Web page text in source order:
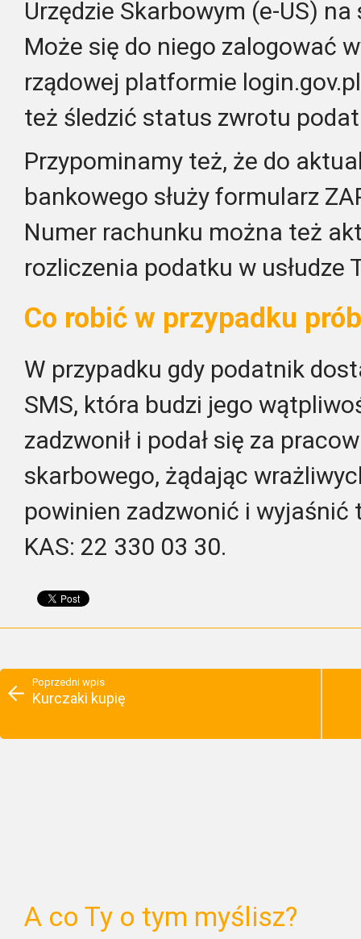
Urzędzie Skarbowym (e-US)
Może się do niego zalogować
rządowej platformie
też śledzić status zwrotu
Przypominamy też, że do
bankowego służy formularz
Numer rachunku można też
rozliczenia podatku w usłudze
Co robić w przypadku
W przypadku gdy podatnik
SMS, która budzi jego
zadzwonił i podał się za
skarbowego, żądając
powinien zadzwonić i
KAS: 22 330 03 30.
Poprzedni wpis
Kurczaki kupię
A co Ty o tym myślisz?